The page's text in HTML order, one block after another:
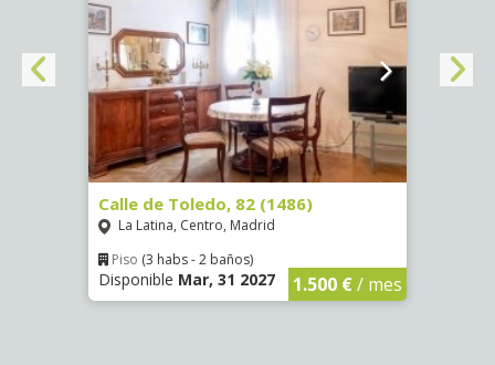
Calle de Toledo, 82 (1486)
La Latina, Centro, Madrid
Piso (3 habs - 2 baños)
Disponible Mar, 31 2027 1.500 €/ mes